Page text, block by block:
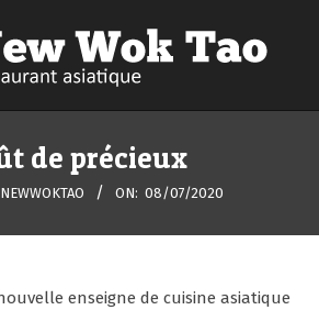
de précieux
ON: 08/07/2020
nouvelle enseigne de cuisine asiatique